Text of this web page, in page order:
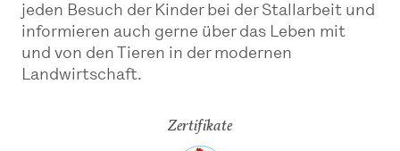
jeden Besuch der Kinder bei der Stallarbeit und
informieren auch gerne über das Leben mit
und von den Tieren in der modernen
Landwirtschaft.
Zertifikate